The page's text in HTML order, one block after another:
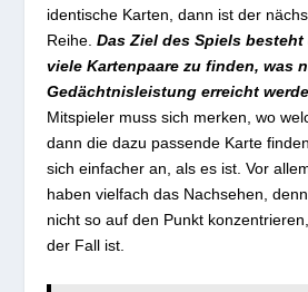
identische Karten, dann ist der
Reihe.Das Ziel des Spiels
viele Kartenpaare zu finden, was
Gedächtnisleistung erreicht
Mitspieler muss sich merken, wo
dann die dazu passende Karte
sich einfacher an, als es ist. Vor
haben vielfach das Nachsehen,
nicht so auf den Punkt
der Fall ist.